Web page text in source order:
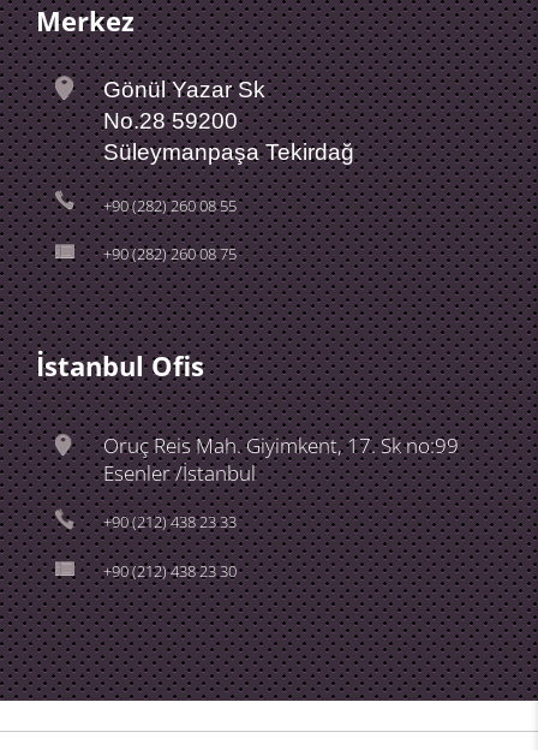
Merkez
Gönül Yazar Sk
No.28 59200
Süleymanpaşa Tekirdağ
+90 (282) 260 08 55
+90 (282) 260 08 75
İstanbul Ofis
Oruç Reis Mah. Giyimkent, 17. Sk no:99
Esenler /İstanbul
+90 (212) 438 23 33
+90 (212) 438 23 30